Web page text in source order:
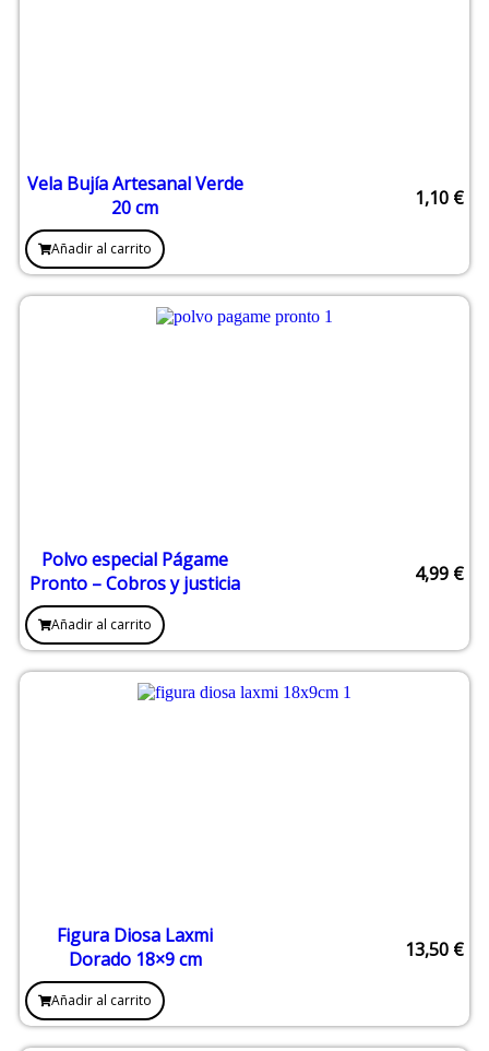
Vela Bujía Artesanal Verde
20 cm
1,10 €
Añadir al carrito
Polvo especial Págame
Pronto – Cobros y justicia
4,99 €
Añadir al carrito
Figura Diosa Laxmi
Dorado 18×9 cm
13,50 €
Añadir al carrito